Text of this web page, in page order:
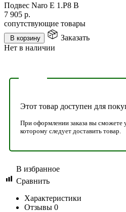
Подвес Naro E 1.P8 B
7 905 р.
сопутствующие товары
В корзину
Заказать
Нет в наличии
Этот товар доступен для
При оформлении заказа вы сможете
которому следует доставить товар.
В избранное
Сравнить
Характеристики
Отзывы 0